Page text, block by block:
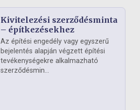
Kivitelezési szerződésminta
– építkezésekhez
Az építési engedély vagy egyszerű
bejelentés alapján végzett építési
tevékenységekre alkalmazható
szerződésmin...